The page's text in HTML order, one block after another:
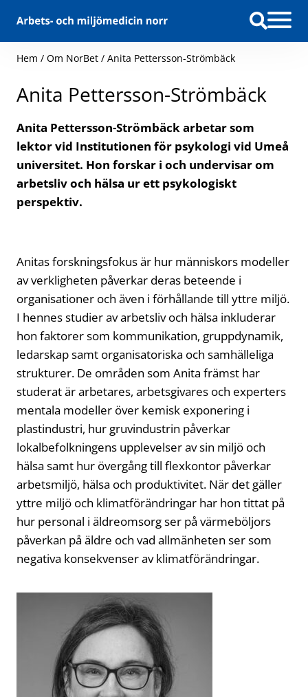
Hem / Om NorBet / Anita Pettersson-Strömbäck
Anita Pettersson-Strömbäck
Anita Pettersson-Strömbäck arbetar som
lektor vid Institutionen för psykologi vid Umeå
universitet. Hon forskar i och undervisar om
arbetsliv och hälsa ur ett psykologiskt
perspektiv.
Anitas forskningsfokus är hur människors modeller
av verkligheten påverkar deras beteende i
organisationer och även i förhållande till yttre miljö.
I hennes studier av arbetsliv och hälsa inkluderar
hon faktorer som kommunikation, gruppdynamik,
ledarskap samt organisatoriska och samhälleliga
strukturer. De områden som Anita främst har
studerat är arbetares, arbetsgivares och experters
mentala modeller över kemisk exponering i
plastindustri, hur gruvindustrin påverkar
lokalbefolkningens upplevelser av sin miljö och
hälsa samt hur övergång till flexkontor påverkar
arbetsmiljö, hälsa och produktivitet. När det gäller
yttre miljö och klimatförändringar har hon tittat på
hur personal i äldreomsorg ser på värmeböljors
påverkan på äldre och vad allmänheten ser som
negativa konsekvenser av klimatförändringar.